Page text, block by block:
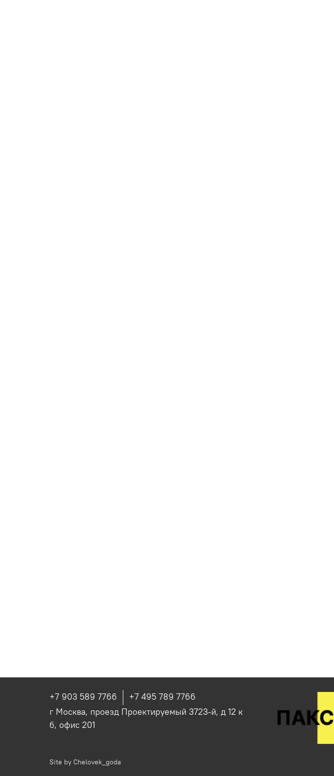
+7 903 589 7766
+7 495 789 7766
г Москва, проезд Проектируемый 3723-й, д 12 к
б, офис 201
Site by Chelovek_goda